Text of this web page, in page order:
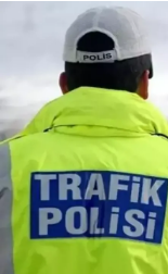
Gayrimenkul
Spor
Eğitim